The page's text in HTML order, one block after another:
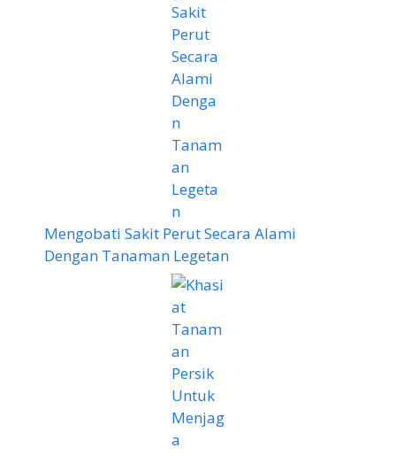
Mengobati Sakit Perut Secara Alami
Dengan Tanaman Legetan